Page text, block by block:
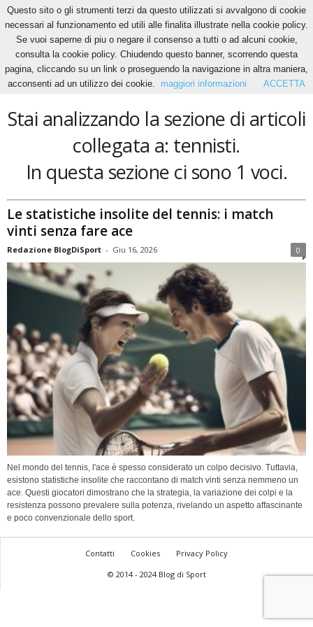
Home Tags Tennisti
tennisti
Stai analizzando la sezione di articoli
collegata a: tennisti.
In questa sezione ci sono 1 voci.
Le statistiche insolite del tennis: i match
vinti senza fare ace
Redazione BlogDiSport - Giu 16, 2026 0
Nel mondo del tennis, l'ace è spesso considerato un colpo decisivo. Tuttavia,
esistono statistiche insolite che raccontano di match vinti senza nemmeno un
ace. Questi giocatori dimostrano che la strategia, la variazione dei colpi e la
resistenza possono prevalere sulla potenza, rivelando un aspetto affascinante
e poco convenzionale dello sport.
Contatti Cookies
Privacy Policy
© 2014 - 2024 Blog di Sport
Questo sito o gli strumenti terzi da questo utilizzati si avvalgono di cookie
necessari al funzionamento ed utili alle finalita illustrate nella cookie policy.
Se vuoi saperne di piu o negare il consenso a tutti o ad alcuni cookie,
consulta la cookie policy. Chiudendo questo banner, scorrendo questa
pagina, cliccando su un link o proseguendo la navigazione in altra maniera,
acconsenti ad un utilizzo dei cookie.
maggiori informazioni ACCETTA